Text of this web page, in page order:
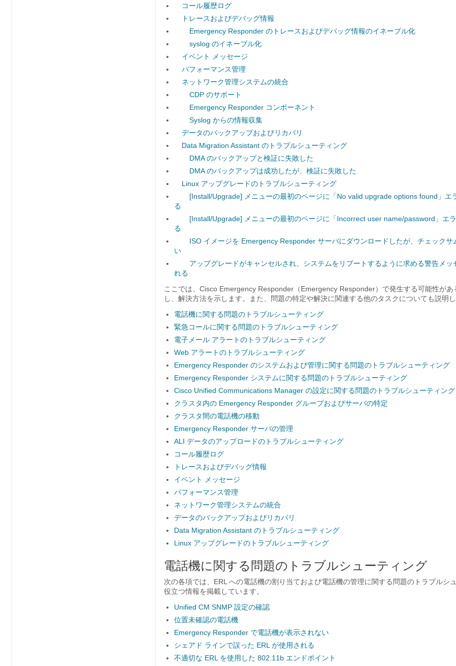
コール履歴ログ
トレースおよびデバッグ情報
Emergency Responder のトレースおよびデバッグ情報のイネーブル化
syslog のイネーブル化
イベント メッセージ
パフォーマンス管理
ネットワーク管理システムの統合
CDP のサポート
Emergency Responder コンポーネント
Syslog からの情報収集
データのバックアップおよびリカバリ
Data Migration Assistant のトラブルシューティング
DMA のバックアップと検証に失敗した
DMA のバックアップは成功したが、検証に失敗した
Linux アップグレードのトラブルシューティング
[Install/Upgrade] メニューの最初のページに「No valid upgrade options found」エ
る
[Install/Upgrade] メニューの最初のページに「Incorrect user name/password」エ
る
ISO イメージを Emergency Responder サーバにダウンロードしたが、チェックサ
い
アップグレードがキャンセルされ、システムをリブートするように求める警告メッ
れる
ここでは、Cisco Emergency Responder（Emergency Responder）で発生する可能性があ
し、解決方法を示します。また、問題の特定や解決に関連する他のタスクについても説明し
電話機に関する問題のトラブルシューティング
緊急コールに関する問題のトラブルシューティング
電子メール アラートのトラブルシューティング
Web アラートのトラブルシューティング
Emergency Responder のシステムおよび管理に関する問題のトラブルシューティング
Emergency Responder システムに関する問題のトラブルシューティング
Cisco Unified Communications Manager の設定に関する問題のトラブルシューティング
クラスタ内の Emergency Responder グループおよびサーバの特定
クラスタ間の電話機の移動
Emergency Responder サーバの管理
ALI データのアップロードのトラブルシューティング
コール履歴ログ
トレースおよびデバッグ情報
イベント メッセージ
パフォーマンス管理
ネットワーク管理システムの統合
データのバックアップおよびリカバリ
Data Migration Assistant のトラブルシューティング
Linux アップグレードのトラブルシューティング
電話機に関する問題のトラブルシューティング
次の各項では、ERL への電話機の割り当ておよび電話機の管理に関する問題のトラブルシ
役立つ情報を掲載しています。
Unified CM SNMP 設定の確認
位置未確認の電話機
Emergency Responder で電話機が表示されない
シェアド ラインで誤った ERL が使用される
不適切な ERL を使用した 802.11b エンドポイント